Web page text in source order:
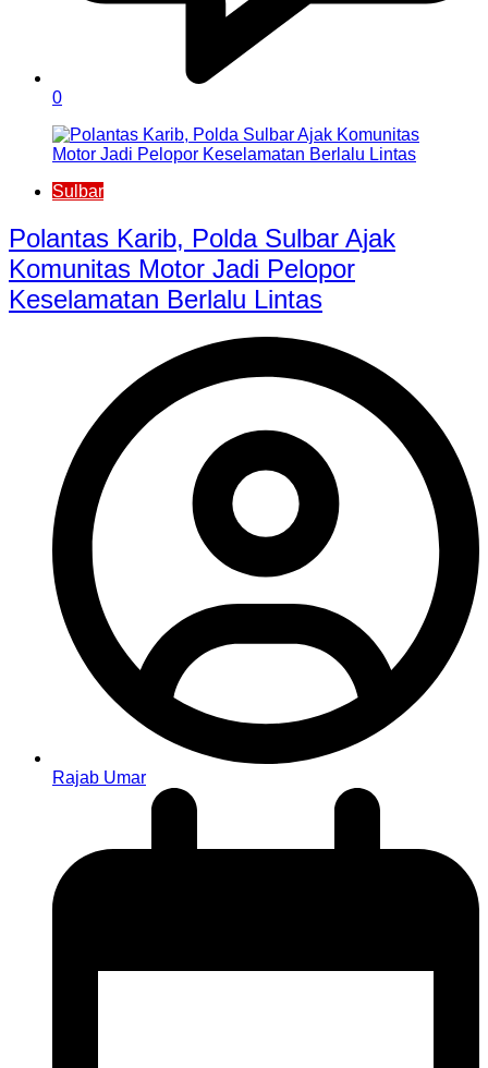
0
Sulbar
Polantas Karib, Polda Sulbar Ajak
Komunitas Motor Jadi Pelopor
Keselamatan Berlalu Lintas
Rajab Umar